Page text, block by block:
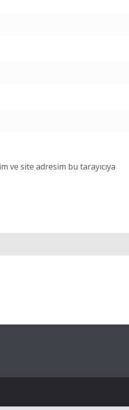
ve site adresim bu tarayıcıya